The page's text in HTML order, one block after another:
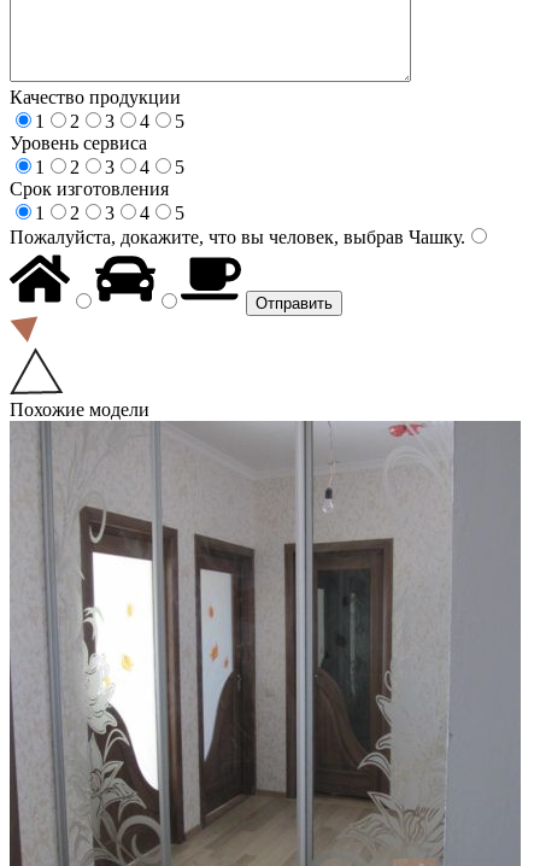
Качество продукции
1
2 3 4
5
Уровень сервиса
1
2 3 4
5
Срок изготовления
1
2 3 4
5
Пожалуйста, докажите, что вы человек, выбрав Чашку.
Похожие модели